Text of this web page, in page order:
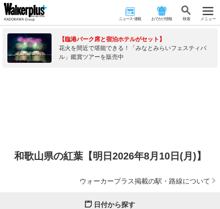
ニュース･連載 おでかけ情報 検 索 メニュー
【臨港パーク席と宿泊ホテルがセット】
花火を間近で堪能できる！「みなとみらいフェスティバ
ル」鑑賞ツアーを販売中
和歌山県の紅葉【明日2026年8月10日(月)】
ウォーカープラス掲載の駅・路線について
日付から探す